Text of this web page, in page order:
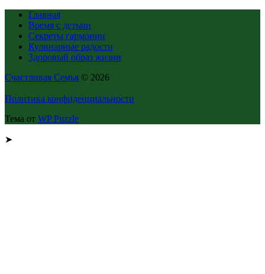
Главная
Время с детьми
Секреты гармонии
Кулинарные радости
Здоровый образ жизни
Счастливая Семья © 2026
Политика конфиденциальности
Тема от WP Puzzle
➤